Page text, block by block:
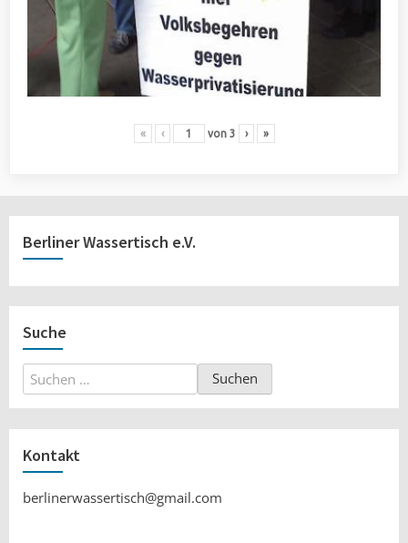
« ‹ von 3 › »
Berliner Wassertisch e.V.
Suche
Suchen
nach:
Kontakt
berlinerwassertisch@gmail.com